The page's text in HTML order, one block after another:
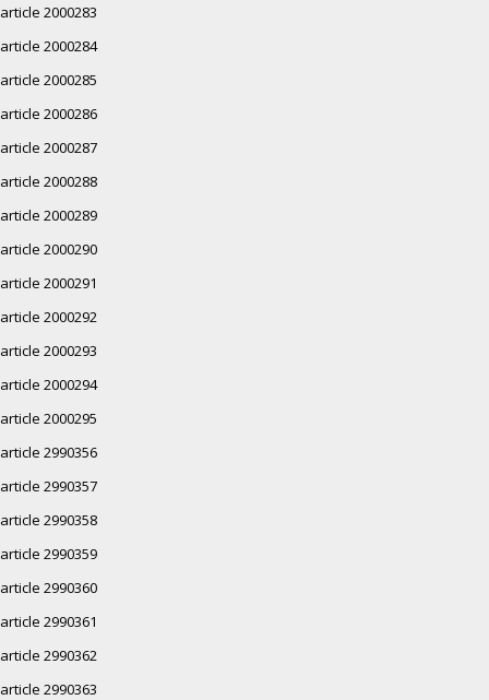
article 2000283
article 2000284
article 2000285
article 2000286
article 2000287
article 2000288
article 2000289
article 2000290
article 2000291
article 2000292
article 2000293
article 2000294
article 2000295
article 2990356
article 2990357
article 2990358
article 2990359
article 2990360
article 2990361
article 2990362
article 2990363